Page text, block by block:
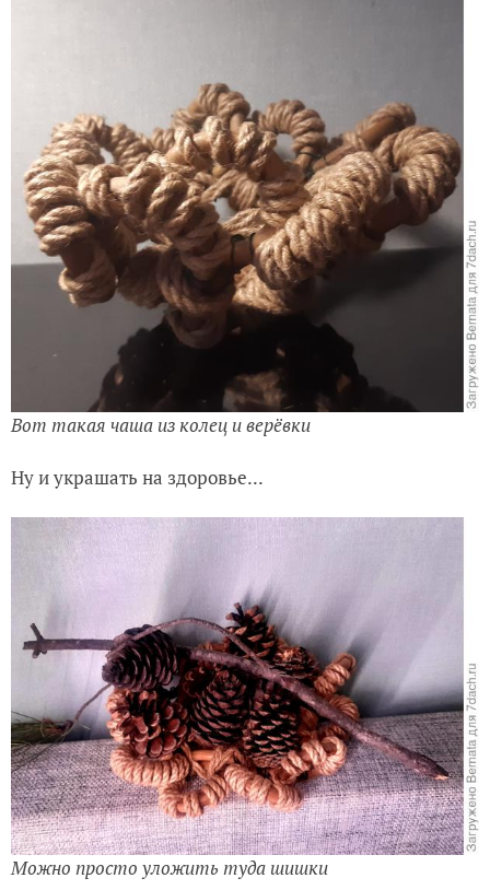
Вот такая чаша из колец и верёвки
Ну и украшать на здоровье...
Можно просто уложить туда шишки